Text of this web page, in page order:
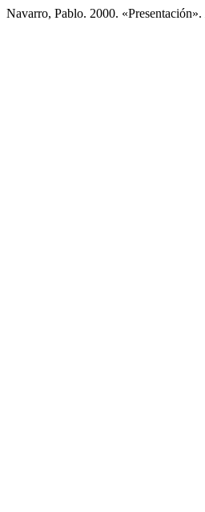
Navarro, Pablo. 2000. «Presentación».